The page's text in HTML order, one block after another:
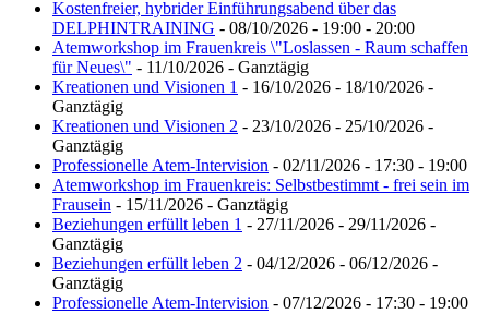
Kostenfreier, hybrider Einführungsabend über das
DELPHINTRAINING - 08/10/2026 - 19:00 - 20:00
Atemworkshop im Frauenkreis \"Loslassen - Raum schaffen
für Neues\" - 11/10/2026 - Ganztägig
Kreationen und Visionen 1 - 16/10/2026 - 18/10/2026 -
Ganztägig
Kreationen und Visionen 2 - 23/10/2026 - 25/10/2026 -
Ganztägig
Professionelle Atem-Intervision - 02/11/2026 - 17:30 - 19:00
Atemworkshop im Frauenkreis: Selbstbestimmt - frei sein im
Frausein - 15/11/2026 - Ganztägig
Beziehungen erfüllt leben 1 - 27/11/2026 - 29/11/2026 -
Ganztägig
Beziehungen erfüllt leben 2 - 04/12/2026 - 06/12/2026 -
Ganztägig
Professionelle Atem-Intervision - 07/12/2026 - 17:30 - 19:00